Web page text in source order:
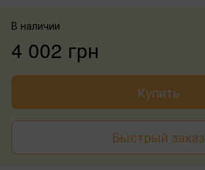
В наличии
4 002 грн
Купить
Быстрый заказ